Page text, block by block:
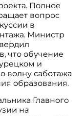
Полное
вопрос
в
Министр
что обучение
и
волну саботажа
образования.
Главного
на